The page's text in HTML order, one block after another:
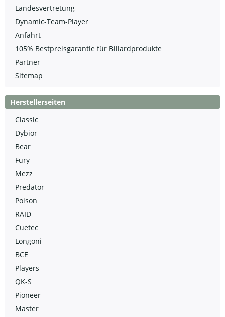
Landesvertretung
Dynamic-Team-Player
Anfahrt
105% Bestpreisgarantie für Billardprodukte
Partner
Sitemap
Herstellerseiten
Classic
Dybior
Bear
Fury
Mezz
Predator
Poison
RAID
Cuetec
Longoni
BCE
Players
QK-S
Pioneer
Master